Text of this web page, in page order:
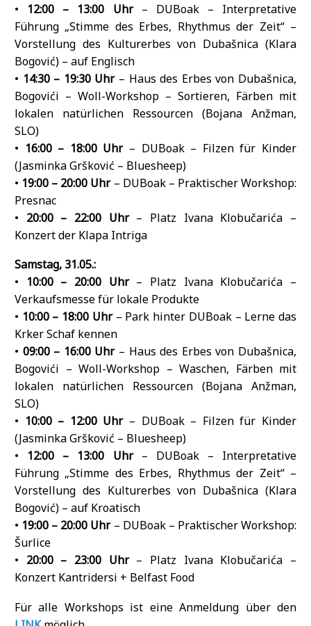
• 12:00 – 13:00 Uhr– DUBoak – Interpretative
Führung „Stimme des Erbes, Rhythmus der Zeit“ –
Vorstellung des Kulturerbes von Dubašnica (Klara
Bogović) – auf Englisch
• 14:30 – 19:30 Uhr– Haus des Erbes von Dubašnica,
Bogovići – Woll-Workshop – Sortieren, Färben mit
lokalen natürlichen Ressourcen (Bojana Anžman,
SLO)
• 16:00 – 18:00 Uhr– DUBoak – Filzen für Kinder
(Jasminka Gršković – Bluesheep)
• 19:00 – 20:00 Uhr– DUBoak – Praktischer Workshop:
Presnac
• 20:00 – 22:00 Uhr– Platz Ivana Klobučarića –
Konzert der Klapa Intriga
Samstag, 31.05.:
• 10:00 – 20:00 Uhr– Platz Ivana Klobučarića –
Verkaufsmesse für lokale Produkte
• 10:00 – 18:00 Uhr– Park hinter DUBoak – Lerne das
Krker Schaf kennen
• 09:00 – 16:00 Uhr– Haus des Erbes von Dubašnica,
Bogovići – Woll-Workshop – Waschen, Färben mit
lokalen natürlichen Ressourcen (Bojana Anžman,
SLO)
• 10:00 – 12:00 Uhr– DUBoak – Filzen für Kinder
(Jasminka Gršković – Bluesheep)
• 12:00 – 13:00 Uhr– DUBoak – Interpretative
Führung „Stimme des Erbes, Rhythmus der Zeit“ –
Vorstellung des Kulturerbes von Dubašnica (Klara
Bogović) – auf Kroatisch
• 19:00 – 20:00 Uhr– DUBoak – Praktischer Workshop:
Šurlice
• 20:00 – 23:00 Uhr– Platz Ivana Klobučarića –
Konzert Kantridersi + Belfast Food
Für alle Workshops ist eine Anmeldung über den